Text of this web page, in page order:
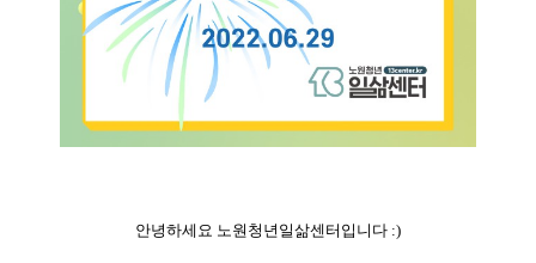
안녕하세요 노원청년일삶센터입니다 :)